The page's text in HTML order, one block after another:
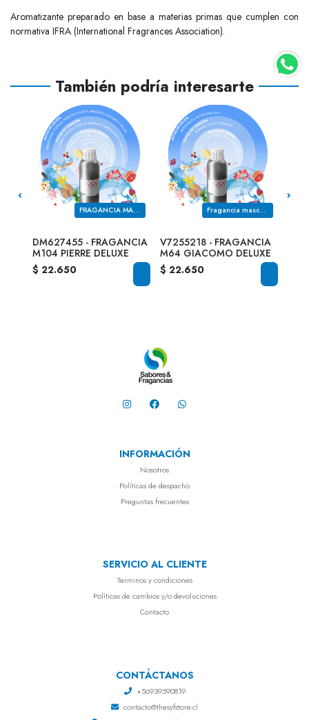
Aromatizante preparado en base a materias primas que cumplen con
normativa IFRA (International Fragrances Association).
También podría interesarte
FRAGANCIA MASCULINA DE LA FAMILIA OLFATIVA MADEROSA ESPECIADA
DM627455 - FRAGANCIA
M104 PIERRE DELUXE
$ 22.650
Fragancia masculina de la familia olfativa ACUATICA AROMATICA MADEROSA
V7255218 - FRAGANCIA
M64 GIACOMO DELUXE
$ 22.650
INFORMACIÓN
Nosotros
Políticas de despacho
Preguntas frecuentes
SERVICIO AL CLIENTE
Terminos y condiciones
Políticas de cambios y/o devoluciones
Contacto
CONTÁCTANOS
+56939590819
contacto@thesyfstore.cl